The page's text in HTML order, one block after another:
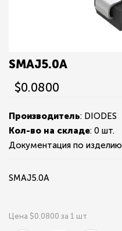
SMAJ5.0A
$0.0800
Производитель: DIODES
Кол-во на складе: 0 шт.
Документация по изделию
SMAJ5.0A
Цена $0.0800 за 1 шт